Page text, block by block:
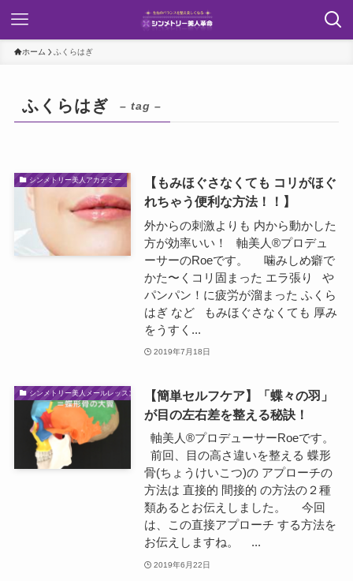
ホーム ふくらはぎ
ふくらはぎ – tag –
シンメトリー美人アカデミー
【もみほぐさなくても コリがほぐ
れちゃう便利な方法！！】
外からの刺激よりも 内から動かした
方が効率いい！ 軸美人®︎プロデュ
ーサーのRoeです。 噛みしめ癖で
かた〜くコリ固まった エラ張り や
パンパン！に疲労が溜まった ふくら
はぎ など もみほぐさなくても 厚み
をうすく...
2019年7月18日
シンメトリー美人メールレッスン
【簡単セルフケア】「蝶々の羽」
が目の左右差を整える秘訣！
軸美人®プロデューサーRoeです。
前回、目の高さ違いを整える 蝶形
骨(ちょうけいこつ)の アプローチの
方法は 直接的 間接的 の方法の２種
類あるとお伝えしました。 今回
は、この直接アプローチ する方法を
お伝えしますね。 ...
2019年6月22日